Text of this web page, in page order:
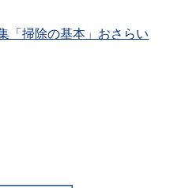
「掃除の基本」おさらい